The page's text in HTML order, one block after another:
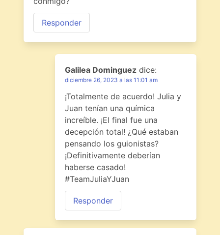
Responder
Galilea Dominguez dice:
diciembre 26, 2023 a las 11:01 am
¡Totalmente de acuerdo! Julia y
Juan tenían una química
increíble. ¡El final fue una
decepción total! ¿Qué estaban
pensando los guionistas?
¡Definitivamente deberían
haberse casado!
#TeamJuliaYJuan
Responder